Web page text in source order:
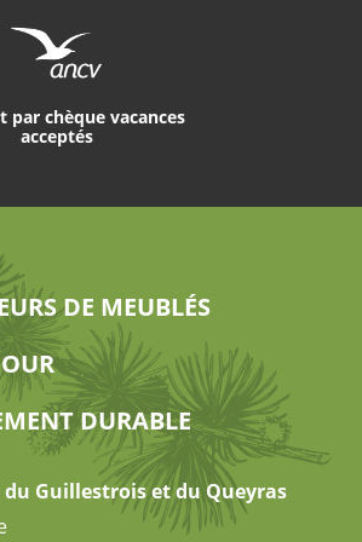
par chèque vacances
acceptés
DE MEUBLÉS
DURABLE
du Guillestrois et du Queyras